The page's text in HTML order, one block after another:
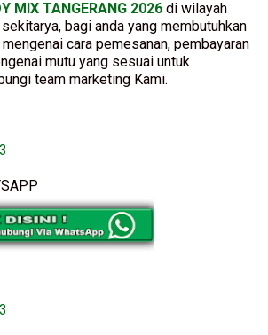
MIX TANGERANG 2026 di wilayah
bagi anda yang membutuhkan
cara pemesanan, pembayaran
mutu yang sesuai untuk
team marketing Kami.